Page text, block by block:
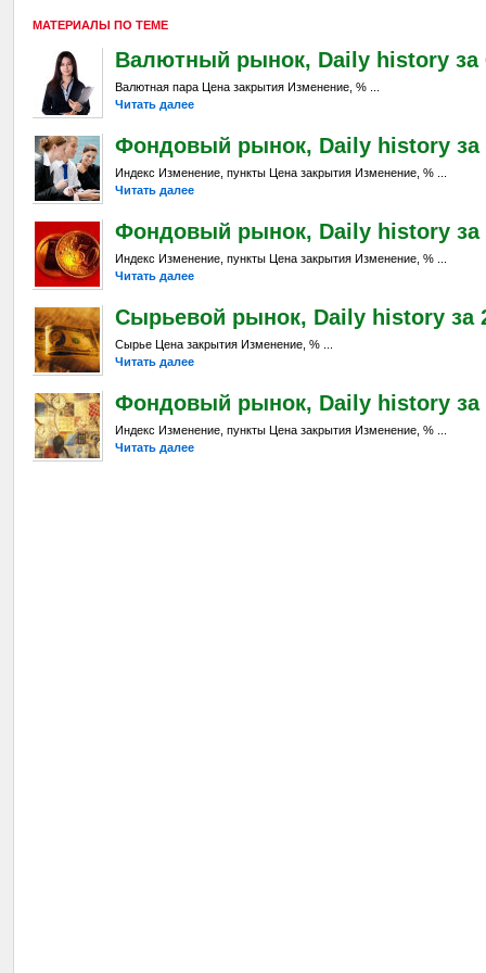
МАТЕРИАЛЫ ПО ТЕМЕ
Валютный рынок, Daily history за
Валютная пара Цена закрытия Изменение, % ...
Читать далее
Фондовый рынок, Daily history за
Индекс Изменение, пункты Цена закрытия Изменение, % ...
Читать далее
Фондовый рынок, Daily history за
Индекс Изменение, пункты Цена закрытия Изменение, % ...
Читать далее
Сырьевой рынок, Daily history за
Сырье Цена закрытия Изменение, % ...
Читать далее
Фондовый рынок, Daily history за
Индекс Изменение, пункты Цена закрытия Изменение, % ...
Читать далее